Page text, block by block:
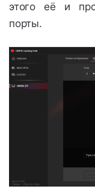
этого её и
порты.